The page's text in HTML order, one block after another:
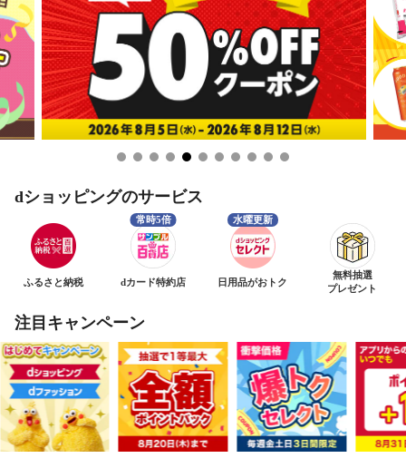
dショッピングのサービス
ふるさと納税 dカード特約店 日用品がおトク
無料抽選
プレゼント
注目キャンペーン